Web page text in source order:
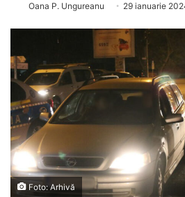
Oana P. Ungureanu 29 ianuarie
Foto: Arhivă